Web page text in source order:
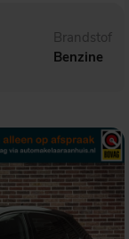
Brandstof
Benzine